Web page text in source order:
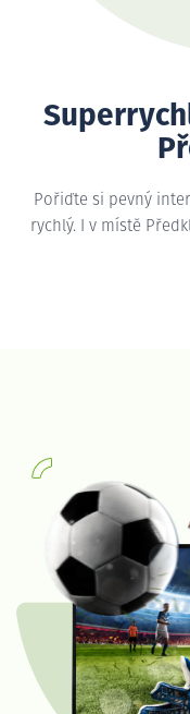
Pořiďte si pevný
rychlý. I v místě